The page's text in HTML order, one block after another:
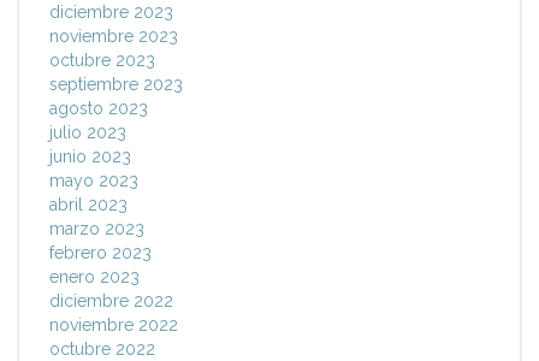
diciembre 2023
noviembre 2023
octubre 2023
septiembre 2023
agosto 2023
julio 2023
junio 2023
mayo 2023
abril 2023
marzo 2023
febrero 2023
enero 2023
diciembre 2022
noviembre 2022
octubre 2022